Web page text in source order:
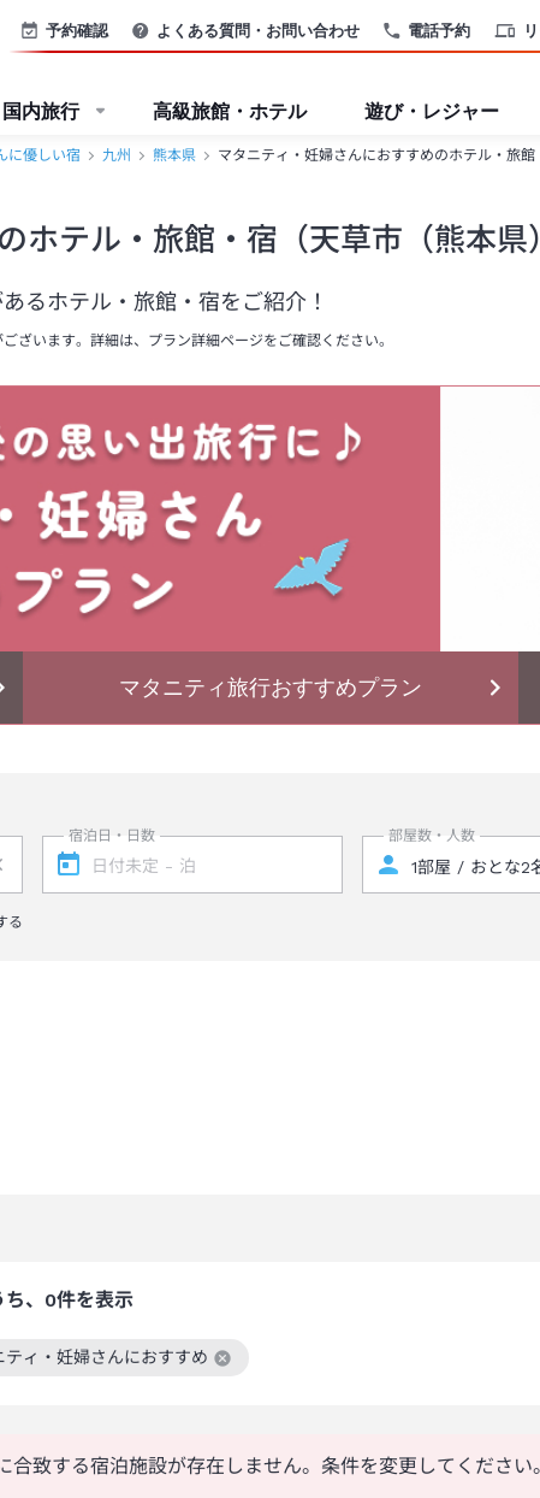
電話予約
予約確認 よくある質問・お問い合わせ
国内旅行 高級旅館・ホテル 遊び・レジャー
に優しい宿 九州 熊本県 マタニティ・妊婦さんにおすすめのホテル・旅
ホテル・旅館・宿（天草市（熊本県
るホテル・旅館・宿をご紹介！
います。詳細は、プラン詳細ページをご確認ください。
マタニティ旅行おすすめプラン
る
宿泊日・日数 部屋数・人数
ち、0件を表示
ティ・妊婦さんにおすすめ
り込み条件を解除
合致する宿泊施設が存在しません。条件を変更してください